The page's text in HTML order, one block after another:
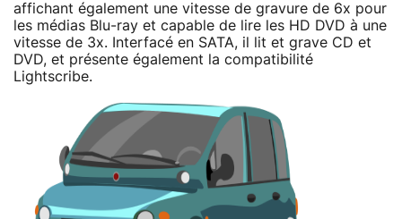
affichant également une vitesse de gravure de 6x pour
les médias Blu-ray et capable de lire les HD DVD à une
vitesse de 3x. Interfacé en SATA, il lit et grave CD et
DVD, et présente également la compatibilité
Lightscribe.